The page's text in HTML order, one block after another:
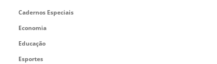
Cadernos Especiais
Economia
Educação
Esportes